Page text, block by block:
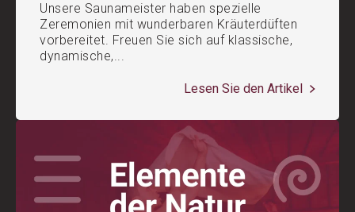
Unsere Saunameister haben spezielle
Zeremonien mit wunderbaren Kräuterdüften
vorbereitet. Freuen Sie sich auf klassische,
dynamische,...
Lesen Sie den Artikel